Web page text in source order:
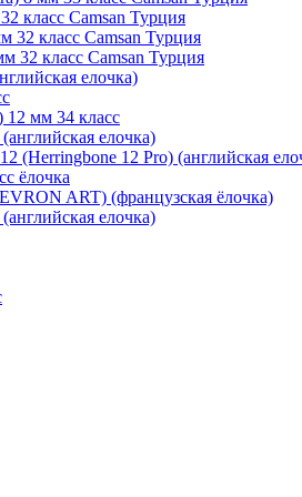
класс Camsan Турция
32 класс Camsan Турция
32 класс Camsan Турция
елочка)
мм 34 класс
елочка)
(Herringbone 12 Pro) (английская
ёлочка
ART) (французская ёлочка)
елочка)